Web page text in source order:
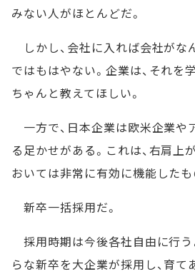
みない人がほとんどだ。
しかし、会社に入れば会社がな
ではもはやない。企業は、それを
ちゃんと教えてほしい。
一方で、日本企業は欧米企業や
る足かせがある。これは、右肩上
おいては非常に有効に機能したも
新卒一括採用だ。
採用時期は今後各社自由に行う
らな新卒を大企業が採用し、育て